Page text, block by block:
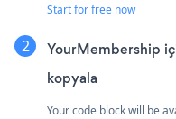
Start for free now
YourMembership
kopyala
Your code block will be